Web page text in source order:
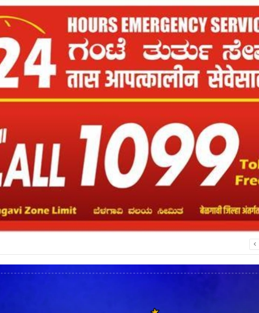
ಶ್ರೇಷ್ಠತೆ ಹೆಚ್ಚಳ: ಕೆಎಲ್ಇಯಲ್ಲಿ ಕಾರ್ಯಗಾರ*